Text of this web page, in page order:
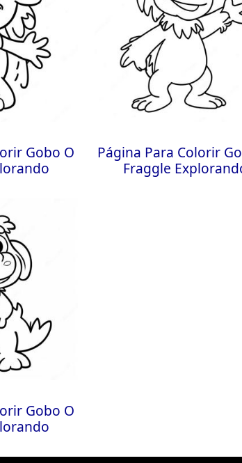
Gobo O
Página Para Colorir
Fraggle
Gobo O